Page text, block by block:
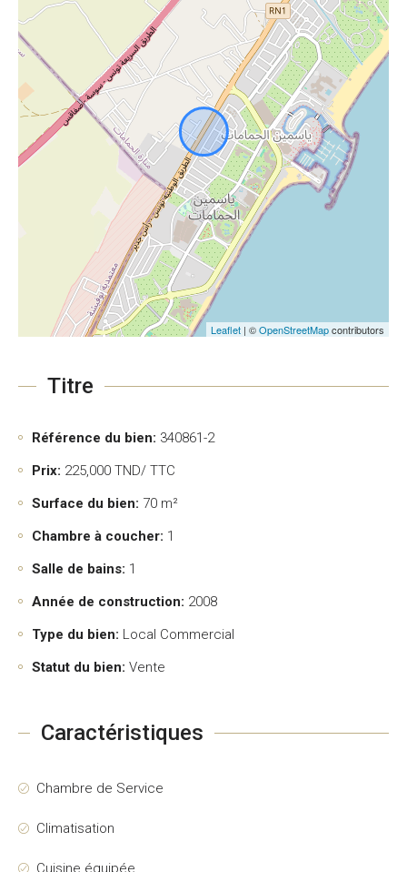
Leaflet | ©OpenStreetMapcontributors
Titre
Référence du bien: 340861-2
Prix: 225,000 TND/ TTC
Surface du bien: 70 m²
Chambre à coucher: 1
Salle de bains: 1
Année de construction: 2008
Type du bien: Local Commercial
Statut du bien: Vente
Caractéristiques
Chambre de Service
Climatisation
Cuisine équipée